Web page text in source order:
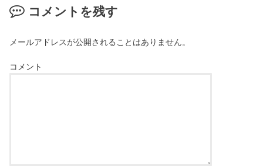
コメントを残す
メールアドレスが公開されることはありません。
コメント